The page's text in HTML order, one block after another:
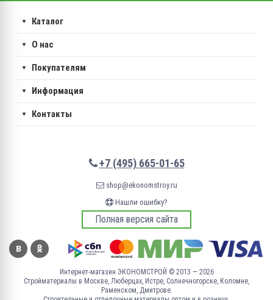
Каталог
О нас
Покупателям
Информация
Контакты
+7 (495) 665-01-65
shop@ekonomstroy.ru
Нашли ошибку?
Полная версия сайта
Интернет-магазин ЭКОНОМСТРОЙ © 2013 — 2026
Стройматериалы в Москве, Люберцах, Истре, Солнечногорске, Коломне,
Раменском, Дмитрове.